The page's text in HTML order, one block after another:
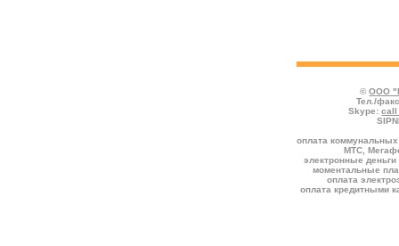
©ООО
Тел./
Skype:
оплата
МТС,
электронные
моментальные
оплата
оплата кредитными